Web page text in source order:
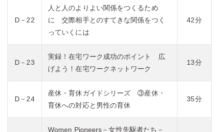
D－22
人と人のよりよい関係をつくるため
に 交際相手とのすてきな関係をつく
っていくには
42分
D－23
実録！在宅ワーク成功のポイント 広
げよう！在宅ワークネットワーク
13分
D－24
産休・育休ガイドシリーズ ③産休・
育休への対応と男性の育休
35分
Women Pioneers－女性先駆者たち－